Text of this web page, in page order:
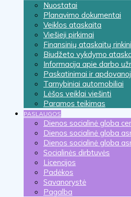
Nuostatai
Planavimo dokumentai
Veiklos ataskaita
Viešieji pirkimai
Finansinių ataskaitų
Biudžeto vykdymo
Informacija apie darbo
Paskatinimai ir
Tarnybiniai automobiliai
Lėšos veiklai viešinti
Paramos teikimas
PASLAUGOS
Dienos socialinė globa
Dienos socialinė globa
Dienos socialinė globa
Socialinės dirbtuvės
Licencijos
Padėkos
Savanorystė
Pagalba